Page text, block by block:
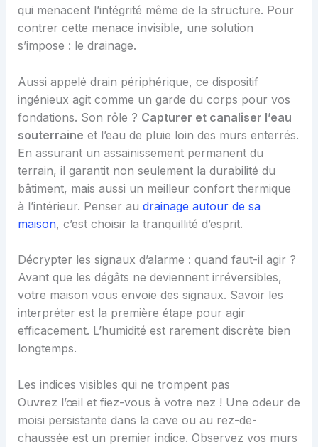
qui menacent l’intégrité même de la structure. Pour
contrer cette menace invisible, une solution
s’impose : le drainage.
Aussi appelé drain périphérique, ce dispositif
ingénieux agit comme un garde du corps pour vos
fondations. Son rôle ? Capturer et canaliser l’eau
souterraine et l’eau de pluie loin des murs enterrés.
En assurant un assainissement permanent du
terrain, il garantit non seulement la durabilité du
bâtiment, mais aussi un meilleur confort thermique
à l’intérieur. Penser au drainage autour de sa
maison, c’est choisir la tranquillité d’esprit.
Décrypter les signaux d’alarme : quand faut-il agir ?
Avant que les dégâts ne deviennent irréversibles,
votre maison vous envoie des signaux. Savoir les
interpréter est la première étape pour agir
efficacement. L’humidité est rarement discrète bien
longtemps.
Les indices visibles qui ne trompent pas
Ouvrez l’œil et fiez-vous à votre nez ! Une odeur de
moisi persistante dans la cave ou au rez-de-
chaussée est un premier indice. Observez vos murs